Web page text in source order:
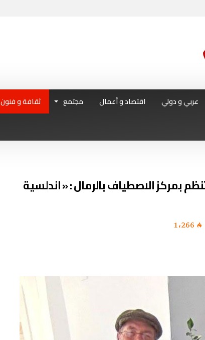
عربي و دولي اقتصاد و أعمال مجتمع ثقافة و فنون
بمركز الاصطياف بالرمال : « اندلسية
1٬266